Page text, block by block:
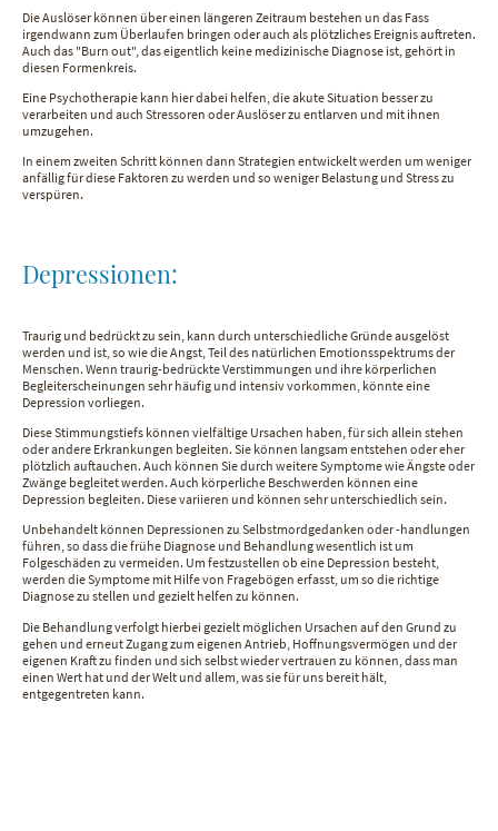
Die Auslöser können über einen längeren Zeitraum bestehen un das Fass
irgendwann zum Überlaufen bringen oder auch als plötzliches Ereignis auftreten.
Auch das "Burn out", das eigentlich keine medizinische Diagnose ist, gehört in
diesen Formenkreis.
Eine Psychotherapie kann hier dabei helfen, die akute Situation besser zu
verarbeiten und auch Stressoren oder Auslöser zu entlarven und mit ihnen
umzugehen.
In einem zweiten Schritt können dann Strategien entwickelt werden um weniger
anfällig für diese Faktoren zu werden und so weniger Belastung und Stress zu
verspüren.
Depressionen:
Traurig und bedrückt zu sein, kann durch unterschiedliche Gründe ausgelöst
werden und ist, so wie die Angst, Teil des natürlichen Emotionsspektrums der
Menschen. Wenn traurig-bedrückte Verstimmungen und ihre körperlichen
Begleiterscheinungen sehr häufig und intensiv vorkommen, könnte eine
Depression vorliegen.
Diese Stimmungstiefs können vielfältige Ursachen haben, für sich allein stehen
oder andere Erkrankungen begleiten. Sie können langsam entstehen oder eher
plötzlich auftauchen. Auch können Sie durch weitere Symptome wie Ängste oder
Zwänge begleitet werden. Auch körperliche Beschwerden können eine
Depression begleiten. Diese variieren und können sehr unterschiedlich sein.
Unbehandelt können Depressionen zu Selbstmordgedanken oder -handlungen
führen, so dass die frühe Diagnose und Behandlung wesentlich ist um
Folgeschäden zu vermeiden. Um festzustellen ob eine Depression besteht,
werden die Symptome mit Hilfe von Fragebögen erfasst, um so die richtige
Diagnose zu stellen und gezielt helfen zu können.
Die Behandlung verfolgt hierbei gezielt möglichen Ursachen auf den Grund zu
gehen und erneut Zugang zum eigenen Antrieb, Hoffnungsvermögen und der
eigenen Kraft zu finden und sich selbst wieder vertrauen zu können, dass man
einen Wert hat und der Welt und allem, was sie für uns bereit hält,
entgegentreten kann.